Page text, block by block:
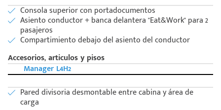
Consola superior con portadocumentos
Asiento conductor + banca delantera "Eat&Work" para 2
pasajeros
Compartimiento debajo del asiento del conductor
Accesorios, articulos y pisos
Manager L4H2
Pared divisoria desmontable entre cabina y área de
carga